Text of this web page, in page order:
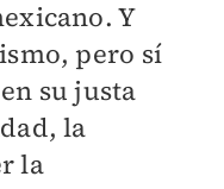
Y
pero sí
su justa
la
la